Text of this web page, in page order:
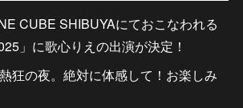
CUBE SHIBUYAにておこなわれる
」に歌心りえの出演が決定！
狂の夜。絶対に体感して！お楽しみ